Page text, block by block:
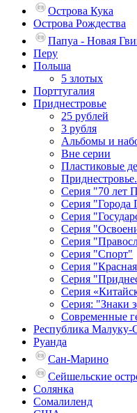
Острова Кука
Острова Рождества
Папуа - Новая
Перу
Польша
5 злотых
Порттугалия
Приднестровье
25 рублей
3 рубля
Альбомы и
Вне серии
Пластиковые
Серия "70 лет
Серия "Города
Серия
Серия
Серия
Серия "Спорт"
Серия
Серия
Серия
Серия: "Знаки
Современные
Республика Малуку-
Руанда
Сан-Марино
Сейшельские
Солянка
Сомалиленд